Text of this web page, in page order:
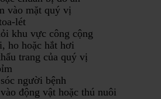
mặt quý vị
lét
vực công cộng
hoặc hắt hơi
trang của quý vị
người bệnh
động vật hoặc thú nuôi